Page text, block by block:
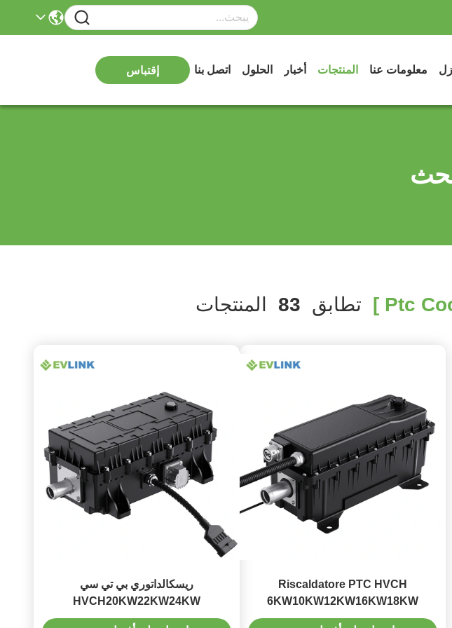
معلومات عنا المنتجات أخبار الحلول اتصل بنا إقتباس
تطابق 83 المنتجات
Riscaldatore PTC HVCH
6KW10KW12KW16KW18KW
400V600V800V 5.1KG لكل حافلة ،
ريسكالداتوري بي تي سي
HVCH20KW22KW24KW
400V600V800V 8.5kg لكل حافلة ،